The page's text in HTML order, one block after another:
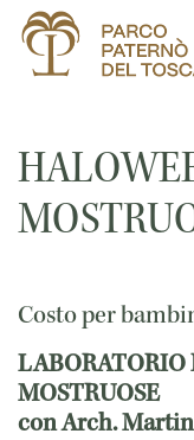
Costo per
LABORATORIO
MOSTRUOSE
con Arch.